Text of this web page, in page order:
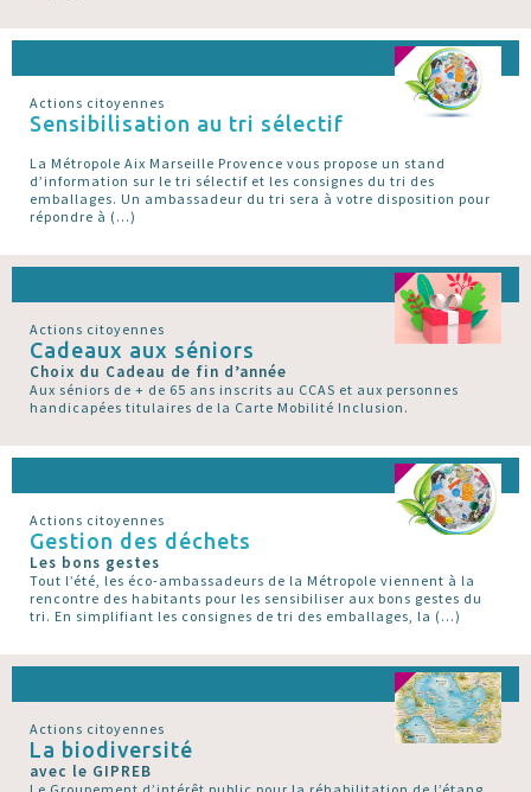
Actions citoyennes
Sensibilisation au tri sélectif
La Métropole Aix Marseille Provence vous propose un stand
d’information sur le tri sélectif et les consignes du tri des
emballages. Un ambassadeur du tri sera à votre disposition pour
répondre à (…)
Actions citoyennes
Cadeaux aux séniors
Choix du Cadeau de fin d’année
Aux séniors de + de 65 ans inscrits au CCAS et aux personnes
handicapées titulaires de la Carte Mobilité Inclusion.
Actions citoyennes
Gestion des déchets
Les bons gestes
Tout l’été, les éco-ambassadeurs de la Métropole viennent à la
rencontre des habitants pour les sensibiliser aux bons gestes du
tri. En simplifiant les consignes de tri des emballages, la (…)
Actions citoyennes
La biodiversité
avec le GIPREB